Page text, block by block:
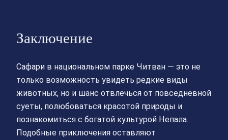
Заключение
Сафари в национальном парке Читван — это не
только возможность увидеть редкие виды
животных, но и шанс отвлечься от повседневной
суеты, полюбоваться красотой природы и
познакомиться с богатой культурой Непала.
Подобные приключения оставляют